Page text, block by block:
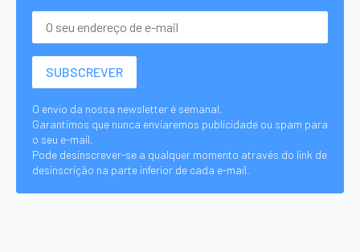
O envio da nossa newsletter é semanal.
Garantimos que nunca enviaremos publicidade ou spam para
o seu e-mail.
Pode desinscrever-se a qualquer momento através do link de
desinscrição na parte inferior de cada e-mail.